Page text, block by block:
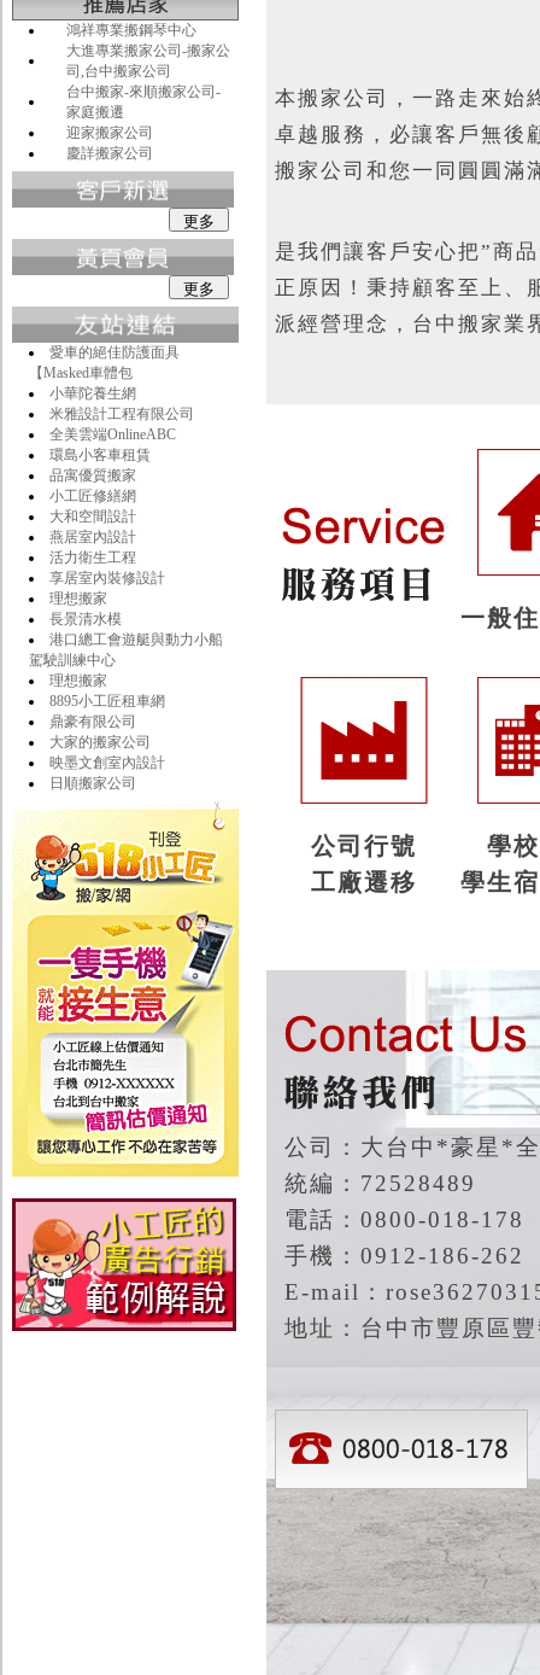
鴻祥專業搬鋼琴中心
大進專業搬家公司-搬家公
司,台中搬家公司
台中搬家-來順搬家公司-
家庭搬遷
迎家搬家公司
慶詳搬家公司
愛車的絕佳防護面具
【Masked車體包
小華陀養生網
米雅設計工程有限公司
全美雲端OnlineABC
環島小客車租賃
品寓優質搬家
小工匠修繕網
大和空間設計
燕居室內設計
活力衛生工程
享居室內裝修設計
理想搬家
長景清水模
港口總工會遊艇與動力小船
駕駛訓練中心
理想搬家
8895小工匠租車網
鼎豪有限公司
大家的搬家公司
映墨文創室內設計
日順搬家公司
本搬家公司，一路走來始
卓越服務，必讓客戶無後
搬家公司和您一同圓圓滿
是我們讓客戶安心把”商
正原因！秉持顧客至上、
派經營理念，台中搬家業
一般
公司行號
工廠遷移
學
學生
公司：大台中*豪星*
統編：72528489
電話：0800-018-178
手機：0912-186-262
E-mail：
地址：台中市豐原區